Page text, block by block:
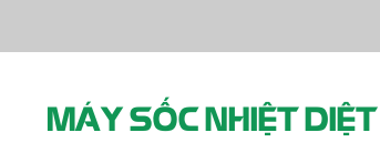
MÁY SỐC NHIỆT